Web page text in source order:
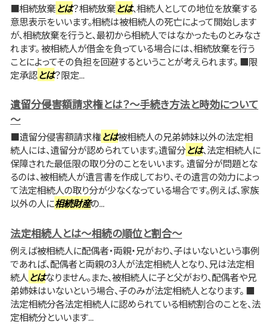
■相続放棄とは？相続放棄とは、相続人としての地位を放棄する
意思表示をいいます。相続は被相続人の死亡によって開始します
が、相続放棄を行うと、最初から相続人ではなかったものとみなさ
れます。 被相続人が借金を負っている場合には、相続放棄を行う
ことによってその負担を回避するということが考えられます。 ■限
定承認とは？限定...
遺留分侵害額請求権とは？～手続き方法と時効について
～
■遺留分侵害額請求権とは被相続人の兄弟姉妹以外の法定相
続人には、遺留分が認められています。遺留分とは、法定相続人に
保障された最低限の取り分のことをいいます。 遺留分が問題とな
るのは、被相続人が遺言書を作成しており、その遺言の効力によっ
て法定相続人の取り分が少なくなっている場合です。例えば、家族
以外の人に相続財産の...
法定相続人とは～相続の順位と割合～
例えば被相続人に配偶者・両親・兄がおり、子はいないという事例
であれば、配偶者と両親の3人が法定相続人となり、兄は法定相
続人 とはなりません。また、被相続人に子と父がおり、配偶者や兄
弟姉妹はいないという場合、子のみが法定相続人となります。 ■
法定相続分各法定相続人に認められている相続割合のことを、法
定相続分といいます...